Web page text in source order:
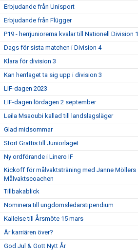
Erbjudande från Unisport
Erbjudande från Flügger
P19 - herrjuniorerna kvalar till Nationell Division 1
Dags för sista matchen i Division 4
Klara för division 3
Kan herrlaget ta sig upp i division 3
LIF-dagen 2023
LIF-dagen lördagen 2 september
Leila Msaoubi kallad till landslagsläger
Glad midsommar
Stort Grattis till Juniorlaget
Ny ordförande i Linero IF
Kickoff för målvaktsträning med Janne Möllers
Målvaktscoachen
Tillbakablick
Nominera till ungdomsledarstipendium
Kallelse till Årsmöte 15 mars
Är karriären över?
God Jul & Gott Nytt År